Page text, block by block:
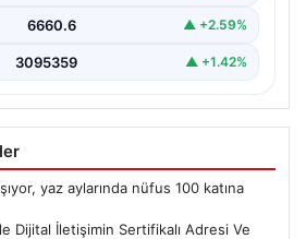
6660.6 ▲ +2.59%
3095359 ▲ +1.42%
yaz aylarında nüfus 100 katına
Dijital İletişimin Sertifikalı Adresi Ve